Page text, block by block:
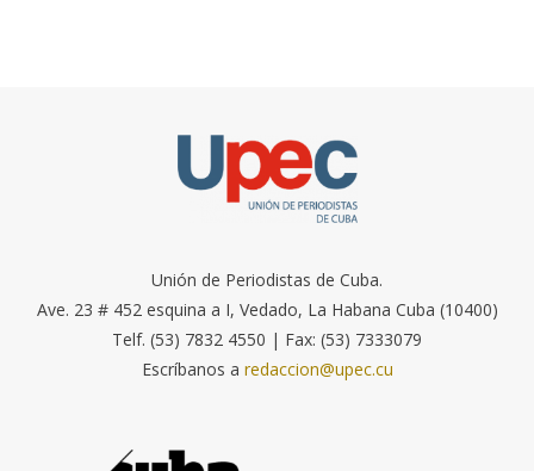
Unión de Periodistas de Cuba.
Ave. 23 # 452 esquina a I, Vedado, La Habana Cuba (10400)
Telf. (53) 7832 4550 | Fax: (53) 7333079
Escríbanos a redaccion@upec.cu